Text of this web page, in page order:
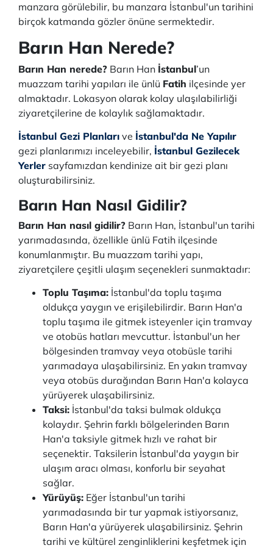
manzara görülebilir, bu manzara İstanbul'un tarihini
birçok katmanda gözler önüne sermektedir.
Barın Han Nerede?
Barın Han nerede? Barın Han İstanbul’un
muazzam tarihi yapıları ile ünlü Fatih ilçesinde yer
almaktadır. Lokasyon olarak kolay ulaşılabilirliği
ziyaretçilerine de kolaylık sağlamaktadır.
İstanbul Gezi Planları ve İstanbul'da Ne Yapılır
gezi planlarımızı inceleyebilir, İstanbul Gezilecek
Yerler sayfamızdan kendinize ait bir gezi planı
oluşturabilirsiniz.
Barın Han Nasıl Gidilir?
Barın Han nasıl gidilir? Barın Han, İstanbul'un tarihi
yarımadasında, özellikle ünlü Fatih ilçesinde
konumlanmıştır. Bu muazzam tarihi yapı,
ziyaretçilere çeşitli ulaşım seçenekleri sunmaktadır:
Toplu Taşıma: İstanbul'da toplu taşıma
oldukça yaygın ve erişilebilirdir. Barın Han'a
toplu taşıma ile gitmek isteyenler için tramvay
ve otobüs hatları mevcuttur. İstanbul'un her
bölgesinden tramvay veya otobüsle tarihi
yarımadaya ulaşabilirsiniz. En yakın tramvay
veya otobüs durağından Barın Han'a kolayca
yürüyerek ulaşabilirsiniz.
Taksi: İstanbul'da taksi bulmak oldukça
kolaydır. Şehrin farklı bölgelerinden Barın
Han'a taksiyle gitmek hızlı ve rahat bir
seçenektir. Taksilerin İstanbul'da yaygın bir
ulaşım aracı olması, konforlu bir seyahat
sağlar.
Yürüyüş: Eğer İstanbul'un tarihi
yarımadasında bir tur yapmak istiyorsanız,
Barın Han'a yürüyerek ulaşabilirsiniz. Şehrin
tarihi ve kültürel zenginliklerini keşfetmek için